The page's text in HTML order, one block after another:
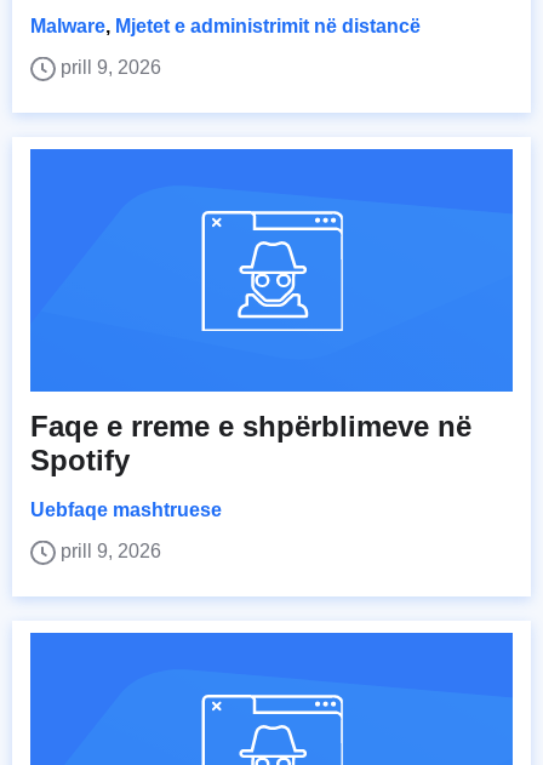
Malware, Mjetet e administrimit në distancë
prill 9, 2026
Faqe e rreme e shpërblimeve në
Spotify
Uebfaqe mashtruese
prill 9, 2026